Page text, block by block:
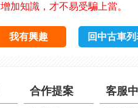
增加知識，才不易受騙上當。
我有興趣 回中古車
合作提案 客服